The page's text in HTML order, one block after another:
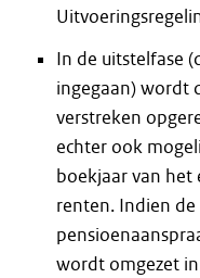
In de uitstelfase
ingegaan) wordt
verstreken
echter ook
boekjaar van het
renten. Indien de
wordt omgezet